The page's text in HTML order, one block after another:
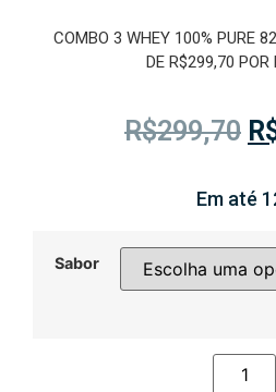
COMBO 3 WHEY 100% PURE
DE R$299,70 POR
R$299,70
Em até
Sabor